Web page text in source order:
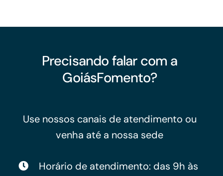
Precisando falar com a
GoiásFomento?
Use nossos canais de atendimento ou
venha até a nossa sede
Horário de atendimento: das 9h às